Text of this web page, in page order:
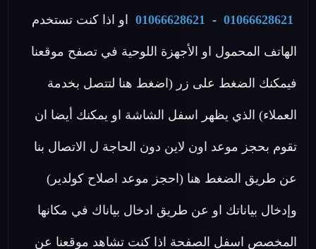
01066628621
-
01066628621 او اذا كنت تستخدم
الهاتف المحمول او الأجهزة اللوحية في تصفح موقعنا
فيمكنك الضغط على زر (اضغط هنا لتتصل بخدمة
العملاء) الذي يظهر اسفل الشاشة او يمكنك أيضا ان
تقوم بحجز موعد اون لاين دون الحاجة ل الاتصال بنا
عن طريق الضغط هنا (احجز موعد اصلاح كولدير)
وإدخال بياناتك او عن طريق ادخال بياناك في مكانها
المخصص اسفل الصفحة اذا كنت تشاهد موقعنا عن